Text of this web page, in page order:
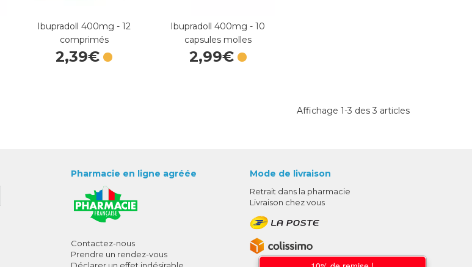
Ibupradoll 400mg - 12
comprimés
2,39€
Ibupradoll 400mg - 10
capsules molles
2,99€
Affichage 1-3 des 3 articles
Pharmacie en ligne agréée
Contactez-nous
Prendre un rendez-vous
Mode de livraison
Retrait dans la pharmacie
Livraison chez vous